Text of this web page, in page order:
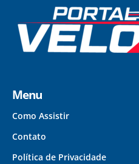
Menu
Como Assistir
Contato
Política de Privacidade